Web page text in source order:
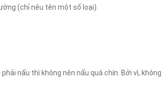
(chỉ nêu tên một số loại).
nấu thì không nên nấu quá chín. Bởi vì,